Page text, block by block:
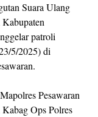
Suara Ulang
patroli
5/2025) di
Pesawaran
Ops Polres